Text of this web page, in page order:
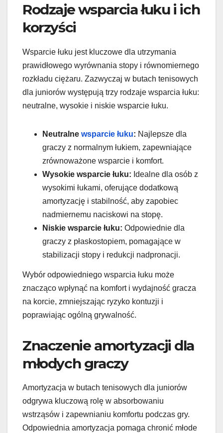
Rodzaje wsparcia łuku i ich
korzyści
Wsparcie łuku jest kluczowe dla utrzymania
prawidłowego wyrównania stopy i równomiernego
rozkładu ciężaru. Zazwyczaj w butach tenisowych
dla juniorów występują trzy rodzaje wsparcia łuku:
neutralne, wysokie i niskie wsparcie łuku.
Neutralne wsparcie łuku: Najlepsze dla
graczy z normalnym łukiem, zapewniające
zrównoważone wsparcie i komfort.
Wysokie wsparcie łuku: Idealne dla osób z
wysokimi łukami, oferujące dodatkową
amortyzację i stabilność, aby zapobiec
nadmiernemu naciskowi na stopę.
Niskie wsparcie łuku: Odpowiednie dla
graczy z płaskostopiem, pomagające w
stabilizacji stopy i redukcji nadpronacji.
Wybór odpowiedniego wsparcia łuku może
znacząco wpłynąć na komfort i wydajność gracza
na korcie, zmniejszając ryzyko kontuzji i
poprawiając ogólną grywalność.
Znaczenie amortyzacji dla
młodych graczy
Amortyzacja w butach tenisowych dla juniorów
odgrywa kluczową rolę w absorbowaniu
wstrząsów i zapewnianiu komfortu podczas gry.
Odpowiednia amortyzacja pomaga chronić młode